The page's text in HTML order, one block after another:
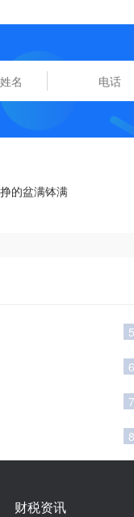
的盆满钵满
5
6
7
8
财税资讯